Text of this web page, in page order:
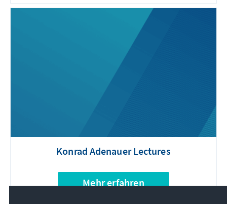
Konrad Adenauer Lectures
Mehr erfahren